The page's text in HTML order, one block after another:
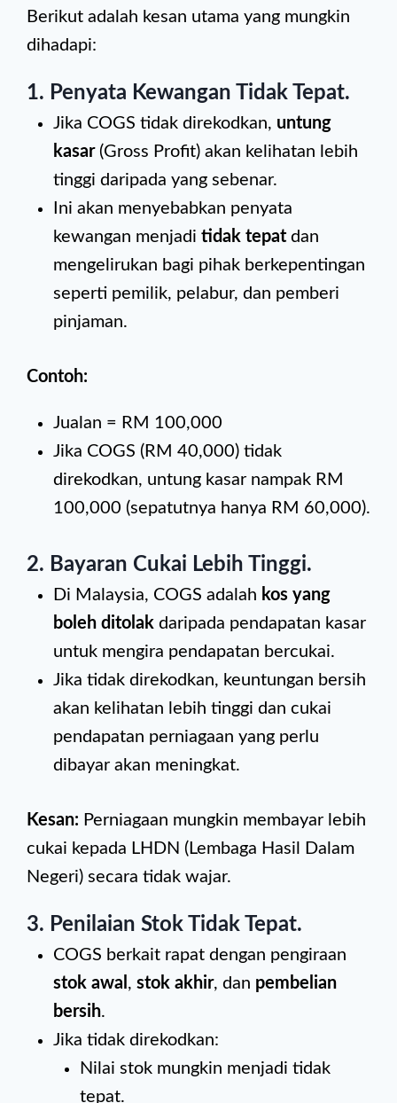
Berikut adalah kesan utama yang mungkin
dihadapi:
1. Penyata Kewangan Tidak Tepat.
Jika COGS tidak direkodkan, untung
kasar(Gross Profit) akan kelihatan lebih
tinggi daripada yang sebenar.
Ini akan menyebabkan penyata
kewangan menjadi tidak tepat dan
mengelirukan bagi pihak berkepentingan
seperti pemilik, pelabur, dan pemberi
pinjaman.
Contoh:
Jualan = RM 100,000
Jika COGS (RM 40,000) tidak
direkodkan, untung kasar nampak RM
100,000 (sepatutnya hanya RM 60,000).
2. Bayaran Cukai Lebih Tinggi.
Di Malaysia, COGS adalah kos yang
boleh ditolak daripada pendapatan kasar
untuk mengira pendapatan bercukai.
Jika tidak direkodkan, keuntungan bersih
akan kelihatan lebih tinggi dan cukai
pendapatan perniagaan yang perlu
dibayar akan meningkat.
Kesan: Perniagaan mungkin membayar lebih
cukai kepada LHDN (Lembaga Hasil Dalam
Negeri) secara tidak wajar.
3. Penilaian Stok Tidak Tepat.
COGS berkait rapat dengan pengiraan
stok awal , stok akhir, dan pembelian
bersih.
Jika tidak direkodkan:
Nilai stok mungkin menjadi tidak
tepat.